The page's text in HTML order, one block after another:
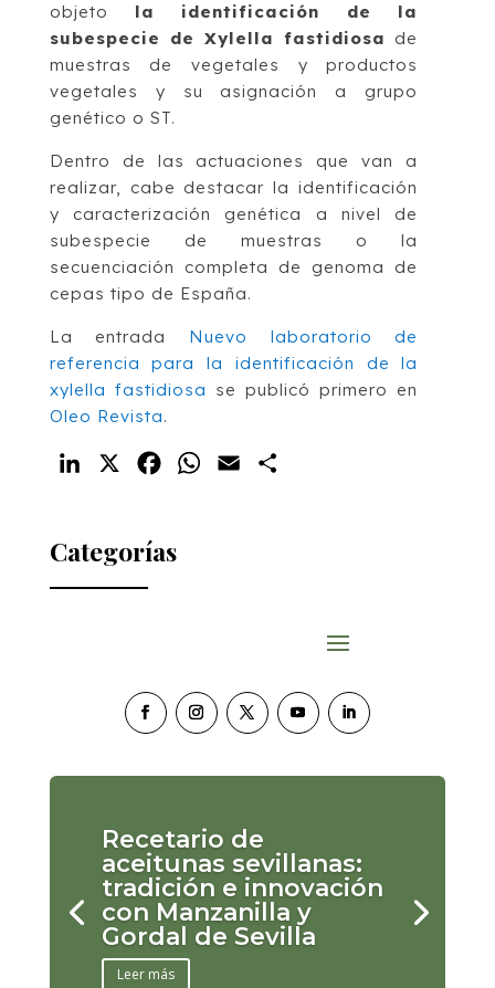
objeto la identificación de la
subespecie de Xylella fastidiosa de
muestras de vegetales y productos
vegetales y su asignación a grupo
genético o ST.
Dentro de las actuaciones que van a
realizar, cabe destacar la identificación
y caracterización genética a nivel de
subespecie de muestras o la
secuenciación completa de genoma de
cepas tipo de España.
La entrada Nuevo laboratorio de
referencia para la identificación de la
xylella fastidiosa se publicó primero en
Oleo Revista.
LinkedIn FacebookWhatsApp
Email
Categorías
Recetario de
aceitunas sevillanas:
tradición e innovación
con Manzanilla y
Gordal de Sevilla
Leer más